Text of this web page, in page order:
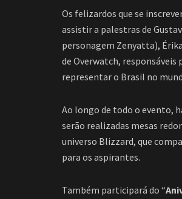
Os felizardos que se
assistir a palestras de
personagem Zenyatta),
de Overwatch,
representar o Brasil no
Ao longo de todo o evento,
serão realizadas mesas
universo Blizzard, que
para os aspirantes.
Também participará do “